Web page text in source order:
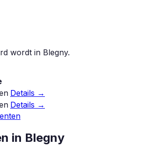
wordt in Blegny.
Details →
Details →
in Blegny